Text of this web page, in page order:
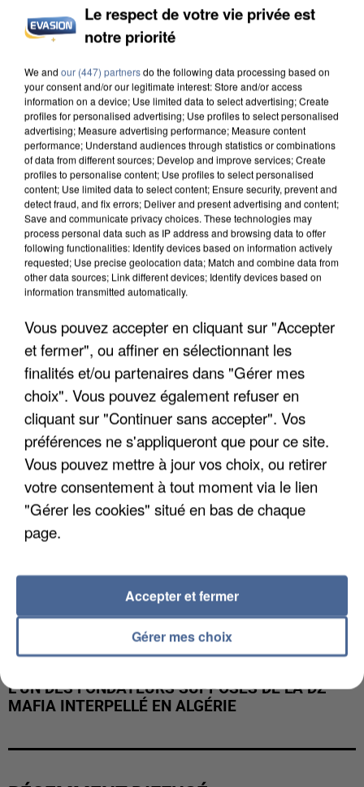
DE SOLIDARITÉ AVEC LES...
APRÈS TOUTES CES CANICULES, LES REFUGES
DE FAUNE SAUVAGE SONT...
L’UN DES FONDATEURS SUPPOSÉS DE LA DZ
MAFIA INTERPELLÉ EN ALGÉRIE
Le respect de votre vie privée est
notre priorité
We and our (447) partnersdo the following data processing based on
your consent and/or our legitimate interest: Store and/or access
information on a device; Use limited data to select advertising; Create
profiles for personalised advertising; Use profiles to select personalised
advertising; Measure advertising performance; Measure content
performance; Understand audiences through statistics or combinations
of data from different sources; Develop and improve services; Create
profiles to personalise content; Use profiles to select personalised
content; Use limited data to select content; Ensure security, prevent and
detect fraud, and fix errors; Deliver and present advertising and content;
Save and communicate privacy choices. These technologies may
process personal data such as IP address and browsing data to offer
following functionalities: Identify devices based on information actively
requested; Use precise geolocation data; Match and combine data from
other data sources; Link different devices; Identify devices based on
information transmitted automatically.
Vous pouvez accepter en cliquant sur "Accepter
et fermer", ou affiner en sélectionnant les
finalités et/ou partenaires dans "Gérer mes
choix". Vous pouvez également refuser en
cliquant sur "Continuer sans accepter". Vos
préférences ne s'appliqueront que pour ce site.
Vous pouvez mettre à jour vos choix, ou retirer
votre consentement à tout moment via le lien
"Gérer les cookies" situé en bas de chaque
page.
Gérer mes choix
Accepter et fermer